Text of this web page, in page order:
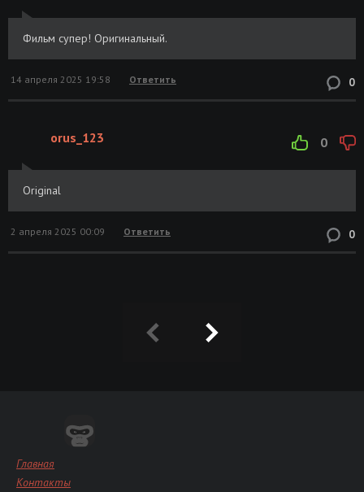
Фильм супер! Оригинальный.
0
14 апреля 2025 19:58 Ответить
0
orus_123
Original
0
2 апреля 2025 00:09 Ответить
Главная
Контакты